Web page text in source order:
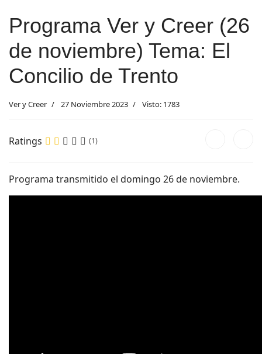
Programa Ver y Creer (26
de noviembre) Tema: El
Concilio de Trento
Ver y Creer 27 Noviembre 2023 Visto: 1783
Ratings (1)
Programa transmitido el domingo 26 de noviembre.